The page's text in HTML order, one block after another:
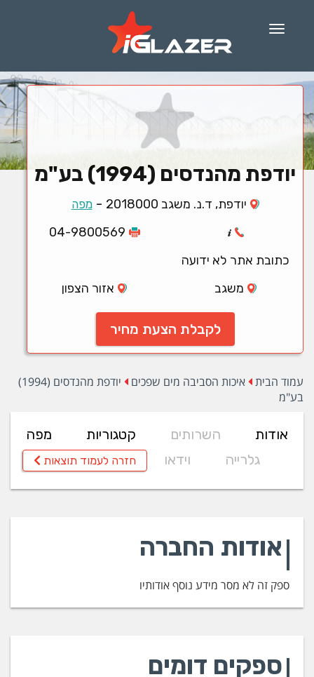
Menu
יודפת מהנדסים (1994) בע"מ
יודפת, ד.נ. משגב 2018000 -מפה
04-9800569
כתובת אתר לא ידועה
משגב
אזור הצפון
לקבלת הצעת מחיר
עמוד הבית איכות הסביבה מים שפכים
יודפת מהנדסים (1994)
בע"מ
אודות השרותים קטגוריות
מפה
גלרייה
וידאו חזרה לעמוד תוצאות
אודות החברה
ספק זה לא מסר מידע נוסף אודותיו
ספקים דומים